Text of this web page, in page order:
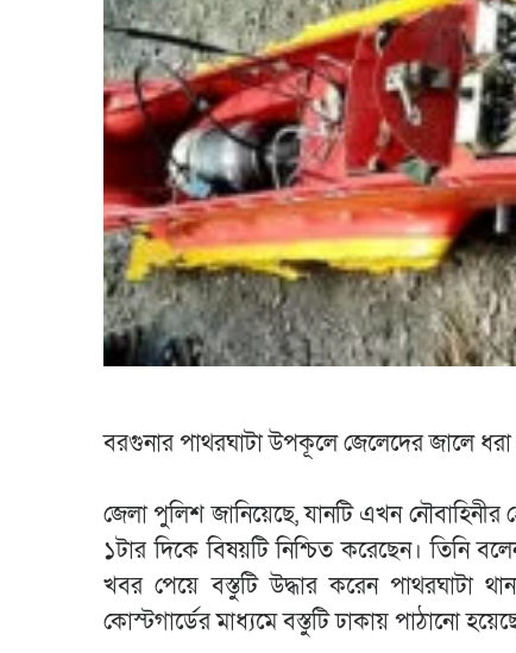
বরগুনার পাথরঘাটা উপকূলে জেলেদের জালে ধরা
জেলা পুলিশ জানিয়েছে, যানটি এখন
১টার দিকে বিষয়টি নিশ্চিত করেছেন। তিনি
খবর পেয়ে বস্তুটি উদ্ধার করেন পাথরঘাটা
কোস্টগার্ডের মাধ্যমে বস্তুটি ঢাকায় পাঠানো